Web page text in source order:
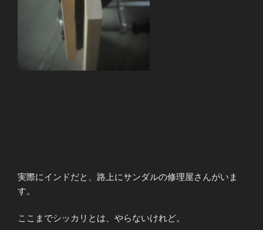
実際にインドだと、路上にサンダルの修理屋さんがいま
す。
ここまでシッカリとは、やらないけれど。